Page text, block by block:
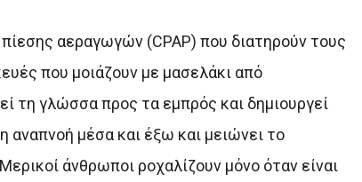
αεραγωγών (CPAP) που διατηρούν τους
που μοιάζουν με μασελάκι από
τη γλώσσα προς τα εμπρός και δημιουργεί
μέσα και έξω και μειώνει το
άνθρωποι ροχαλίζουν μόνο όταν είναι